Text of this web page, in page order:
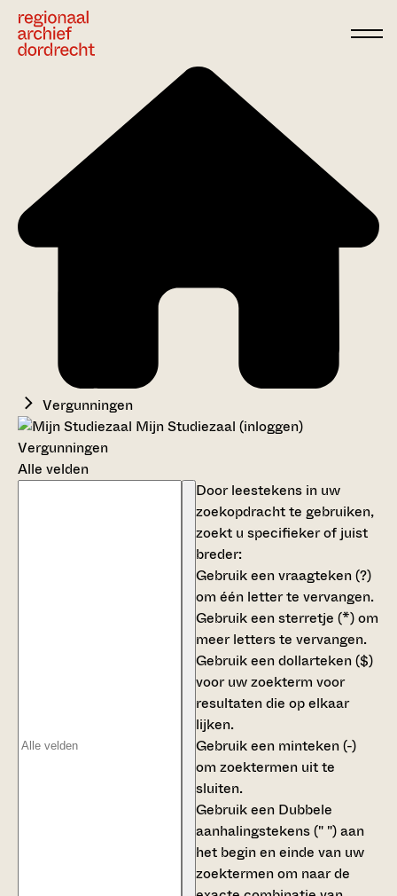
Vergunningen
Mijn Studiezaal (inloggen)
Vergunningen
Alle velden
Door leestekens in uw
zoekopdracht te gebruiken,
zoekt u specifieker of juist
breder:
Gebruik eenvraagteken (?)
om één letter te vervangen.
Gebruik eensterretje (*)om
meer letters te vervangen.
Gebruik eendollarteken ($)
voor uw zoekterm voor
resultaten die op elkaar
lijken.
Gebruik een minteken (-)
om zoektermen uit te
sluiten.
Gebruik een Dubbele
aanhalingstekens (" ")aan
het begin en einde van uw
zoektermen om naar de